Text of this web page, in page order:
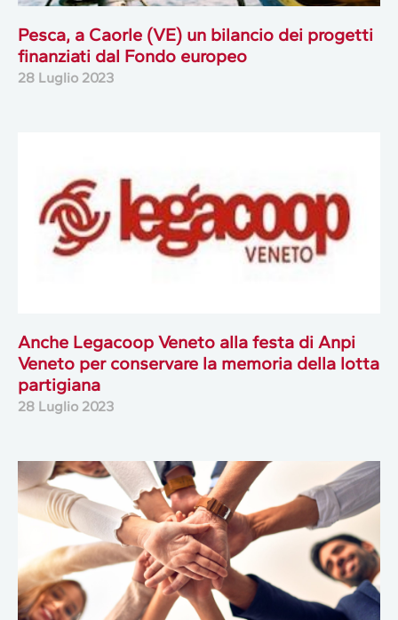
Pesca, a Caorle (VE) un bilancio dei progetti
finanziati dal Fondo europeo
28 Luglio 2023
Anche Legacoop Veneto alla festa di Anpi
Veneto per conservare la memoria della lotta
partigiana
28 Luglio 2023